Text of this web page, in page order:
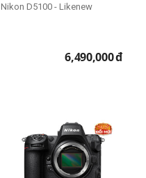
Nikon D5100 - Likenew
6,490,000đ